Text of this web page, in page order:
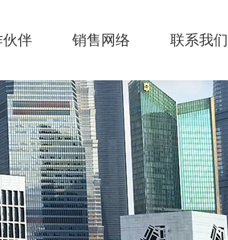
伙伴 销售网络 联系我们